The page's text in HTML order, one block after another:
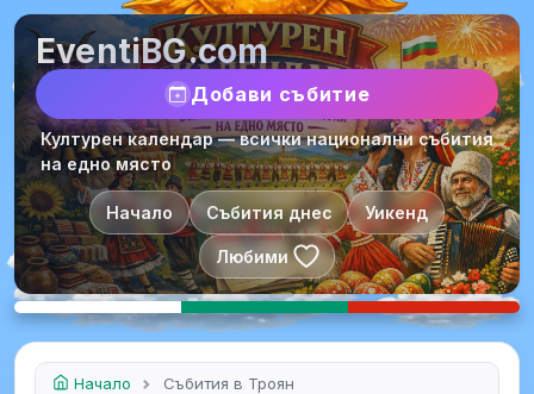
EventiBG.com
Добави събитие
Културен календар — всички национални събития
на едно място
Начало Събития днес Уикенд
Любими
Начало Събития в Троян